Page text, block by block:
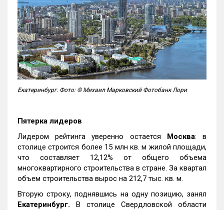
Екатеринбург. Фото: © Михаил Марковский Фотобанк Лори
Пятерка лидеров
Лидером рейтинга уверенно остается Москва: в
столице строится более 15 млн кв. м жилой площади,
что составляет 12,12% от общего объема
многоквартирного строительства в стране. За квартал
объем строительства вырос на 212,7 тыс. кв. м.
Вторую строку, поднявшись на одну позицию, занял
Екатеринбург. В столице Свердловской области